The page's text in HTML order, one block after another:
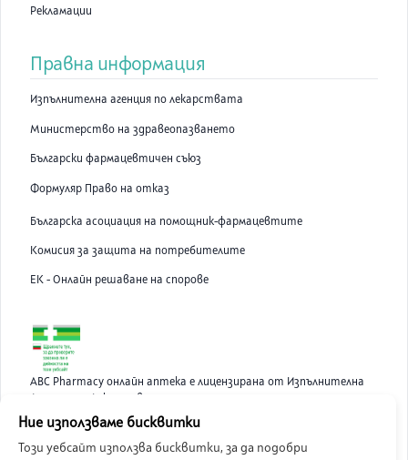
Рекламации
Правна информация
Изпълнителна агенция по лекарствата
Министерство на здравеопазването
Български фармацевтичен съюз
Формуляр Право на отказ
Българска асоциация на помощник-фармацевтите
Комисия за защита на потребителите
ЕК - Онлайн решаване на спорове
ABC Pharmacy онлайн аптека е лицензирана от Изпълнителна
©2026ABC Pharmacy
Ние използваме бисквитки
Този уебсайт използва бисквитки, за да подобри